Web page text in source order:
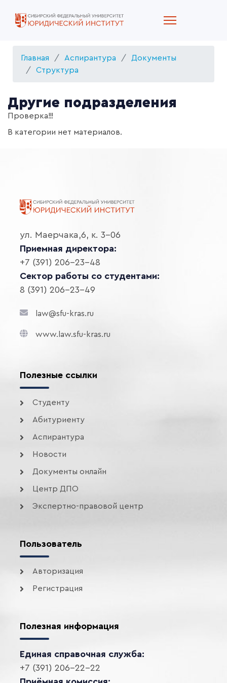
Главная Аспирантура
Документы
Структура
Другие подразделения
Проверка!!!
В категории нет материалов.
ул. Маерчака,6, к. 3-06
Приемная директора:
+7 (391) 206-23-48
Сектор работы со студентами:
8 (391) 206-23-49
law@sfu-kras.ru
www.law.sfu-kras.ru
Полезные ссылки
Студенту
Абитуриенту
Аспирантура
Новости
Документы онлайн
Центр ДПО
Экспертно-правовой центр
Пользователь
Авторизация
Регистрация
Полезная информация
Единая справочная служба:
+7 (391) 206-22-22